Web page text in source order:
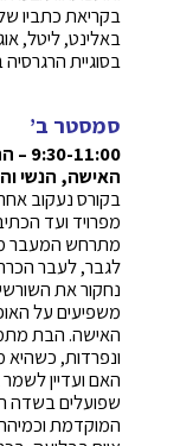
בקריאת כתביו של
באלינט, ליטל,
בסוגיית
סמסטר ב’
האישה, הנשי
בקורס נעקוב
מפרויד ועד
מתרחש המעבר
לגבר, לעבר הכרה
נחקור את
משפיעים על
האישה. הבת
ונפרדות, כשהיא
האם ועדיין
שפועלים בשדה
המוקדמת